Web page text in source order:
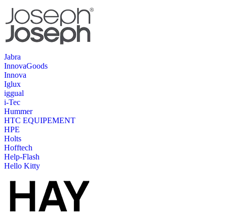
Jabra
InnovaGoods
Innova
Iglux
iggual
i-Tec
Hummer
HTC EQUIPEMENT
HPE
Holts
Hofftech
Help-Flash
Hello Kitty